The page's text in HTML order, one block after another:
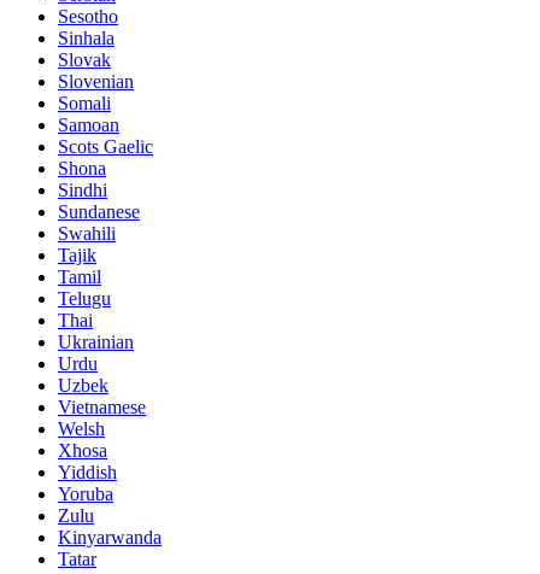
Sesotho
Sinhala
Slovak
Slovenian
Somali
Samoan
Scots Gaelic
Shona
Sindhi
Sundanese
Swahili
Tajik
Tamil
Telugu
Thai
Ukrainian
Urdu
Uzbek
Vietnamese
Welsh
Xhosa
Yiddish
Yoruba
Zulu
Kinyarwanda
Tatar